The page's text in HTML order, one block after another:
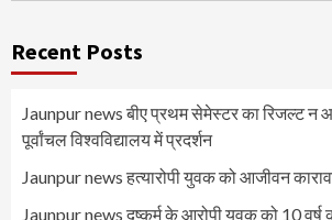
Recent Posts
Jaunpur news बीए प्रथम सेमेस्टर का रिजल्ट न
पूर्वांचल विश्वविद्यालय में प्रदर्शन
Jaunpur news हत्यारोपी युवक को आजीवन
Jaunpur news दुष्कर्म के आरोपी युवक को 10 वर्ष